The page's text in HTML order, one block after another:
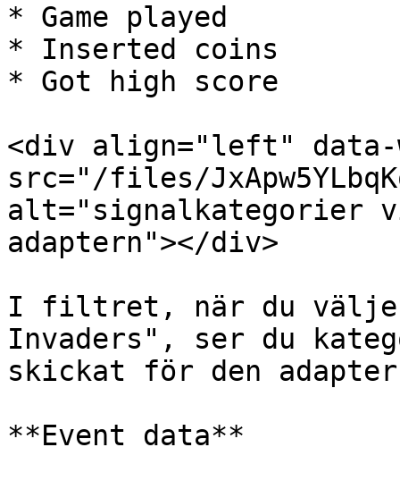
* Game played
* Inserted coins
* Got high score
<div align="left" data-
src="/files/
alt="signalkategorier
adaptern"></div>
I filtret, när du väljer
Invaders", ser du
skickat för den
**Event data**